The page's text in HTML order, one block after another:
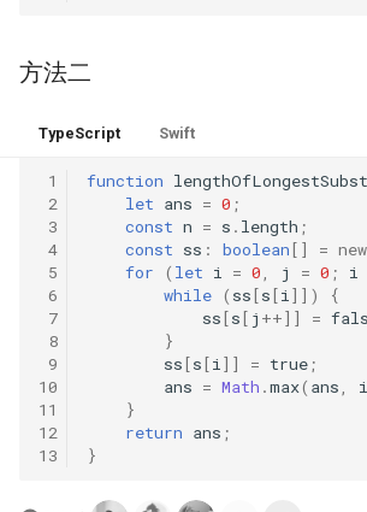
36. 有效的数独
37. 解数独
38. 外观数列
39. 组合总和
40. 组合总和 II
41. 缺失的第一个正数
42. 接雨水
43. 字符串相乘
36. 二叉搜索树与双向链表
37. 序列化二叉树
38. 字符串的排列
39. 数组中出现次数超过一半
的数字
40. 最小的 k 个数
41. 数据流中的中位数
42. 连续子数组的最大和
5.4. 下一个数
5.7. 配对交换
5.8. 绘制直线
8.1. 三步问题
8.2. 迷路的机器人
8.3. 魔术索引
8.4. 幂集
方法二
TypeScript Swift
1
2
3
4
5
6
7
8
9
10
11
12
13
function
let ans = 0 ;
const n = s . length ;
const ss : boolean [] = new
for
( let i = 0, j = 0 ; i
while ( ss [s [i]])
{
ss [s [ j ++]] =
}
ss [s [i]] = true;
ans = Math .max( ans, i
}
return ans ;
}